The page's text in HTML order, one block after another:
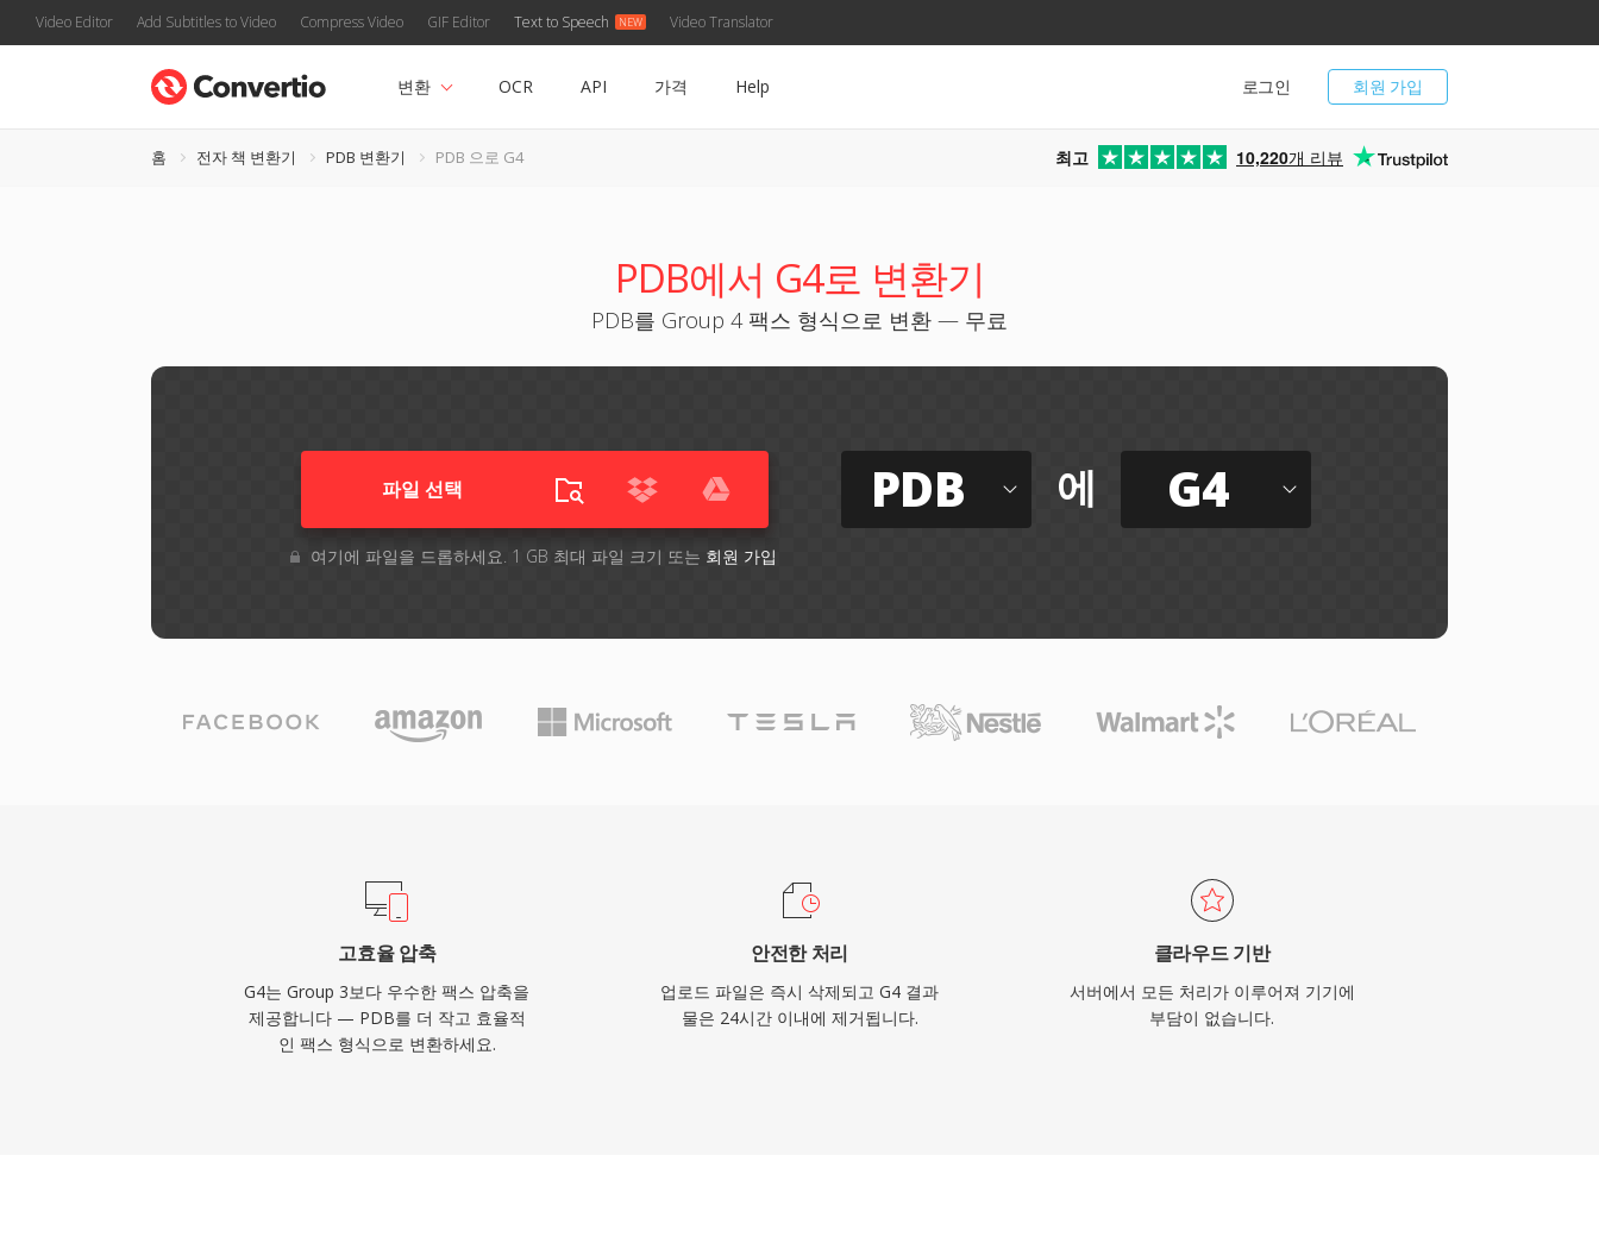
Video Editor Add Subtitles to Video Compress Video GIF Editor Text to Speech Video Translator
회원 가입
로그인
변환 OCR API 가격 Help
홈 전자 책 변환기 PDB 변환기 PDB 으로 G4 최고 10,220개 리뷰
PDB에서 G4로 변환기
PDB를 Group 4 팩스 형식으로 변환 — 무료
파일 선택
여기에 파일을 드롭하세요. 1 GB 최대 파일 크기 또는 회원 가입
PDB 에 G4
고효율 압축
G4는 Group 3보다 우수한 팩스 압축을
제공합니다 — PDB를 더 작고 효율적
인 팩스 형식으로 변환하세요.
안전한 처리
업로드 파일은 즉시 삭제되고 G4 결과
물은 24시간 이내에 제거됩니다.
클라우드 기반
서버에서 모든 처리가 이루어져 기기에
부담이 없습니다.